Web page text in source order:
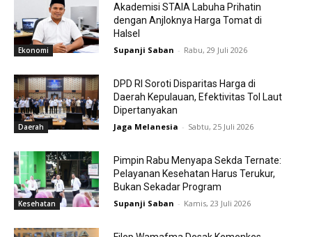
Ekonomi
Akademisi STAIA Labuha Prihatin
dengan Anjloknya Harga Tomat di
Halsel
Supanji Saban - Rabu, 29 Juli 2026
Daerah
DPD RI Soroti Disparitas Harga di
Daerah Kepulauan, Efektivitas Tol Laut
Dipertanyakan
Jaga Melanesia - Sabtu, 25 Juli 2026
Kesehatan
Pimpin Rabu Menyapa Sekda Ternate:
Pelayanan Kesehatan Harus Terukur,
Bukan Sekadar Program
Supanji Saban - Kamis, 23 Juli 2026